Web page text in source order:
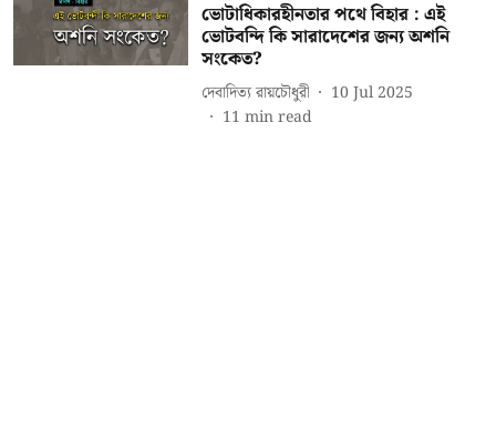
ভোটাধিকারহীনতার পথে বিহার : এই
ভোটবন্দি কি সারাদেশের জন্য অশনি
সংকেত?
দেবাদিত্য রায়চৌধুরী
10 Jul 2025
11 min read